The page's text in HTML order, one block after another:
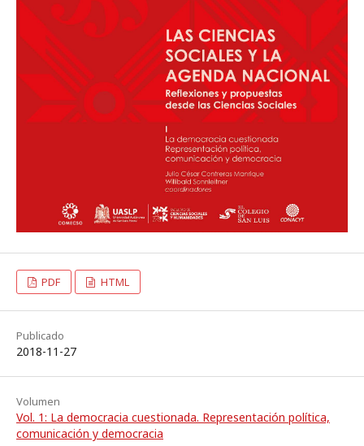
PDF HTML
Publicado
2018-11-27
Volumen
Vol. 1: La democracia cuestionada. Representación política,
comunicación y democracia